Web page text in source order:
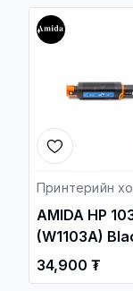
хор /
Принтерийн
AMIDA HP
(W1103A)
Neverstop
Toner
34,900 ₮